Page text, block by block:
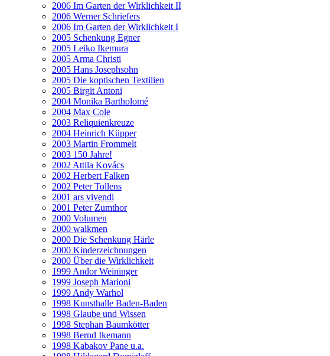
2006 Im Garten der Wirklichkeit II
2006 Werner Schriefers
2006 Im Garten der Wirklichkeit I
2005 Schenkung Egner
2005 Leiko Ikemura
2005 Arma Christi
2005 Hans Josephsohn
2005 Die koptischen Textilien
2005 Birgit Antoni
2004 Monika Bartholomé
2004 Max Cole
2003 Reliquienkreuze
2004 Heinrich Küpper
2003 Martin Frommelt
2003 150 Jahre!
2002 Attila Kovács
2002 Herbert Falken
2002 Peter Tollens
2001 ars vivendi
2001 Peter Zumthor
2000 Volumen
2000 walkmen
2000 Die Schenkung Härle
2000 Kinderzeichnungen
2000 Über die Wirklichkeit
1999 Andor Weininger
1999 Joseph Marioni
1999 Andy Warhol
1998 Kunsthalle Baden-Baden
1998 Glaube und Wissen
1998 Stephan Baumkötter
1998 Bernd Ikemann
1998 Kabakov Pane u.a.